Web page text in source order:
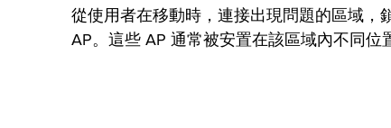
從使用者在移動時，連接出現問題的區域，
AP。這些 AP 通常被安置在該區域內不同位